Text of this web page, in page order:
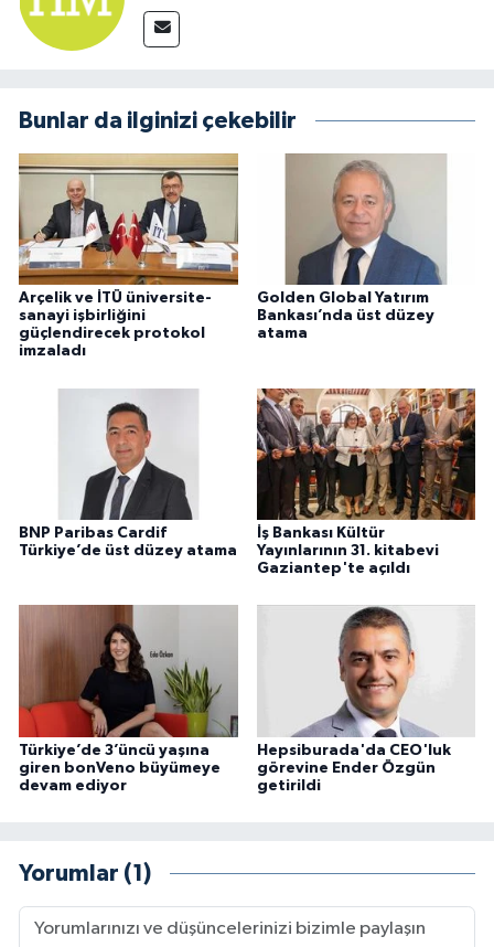
Bunlar da ilginizi çekebilir
Arçelik ve İTÜ üniversite-
sanayi işbirliğini
güçlendirecek protokol
imzaladı
Golden Global Yatırım
Bankası’nda üst düzey
atama
BNP Paribas Cardif
Türkiye’de üst düzey atama
İş Bankası Kültür
Yayınlarının 31. kitabevi
Gaziantep'te açıldı
Türkiye’de 3’üncü yaşına
giren bonVeno büyümeye
devam ediyor
Hepsiburada'da CEO'luk
görevine Ender Özgün
getirildi
Yorumlar (1)